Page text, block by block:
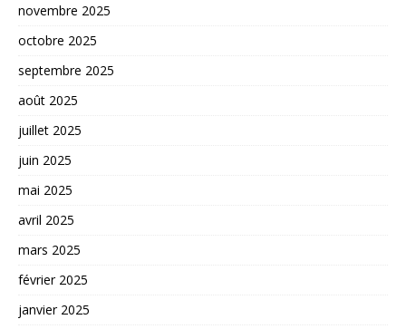
novembre 2025
octobre 2025
septembre 2025
août 2025
juillet 2025
juin 2025
mai 2025
avril 2025
mars 2025
février 2025
janvier 2025